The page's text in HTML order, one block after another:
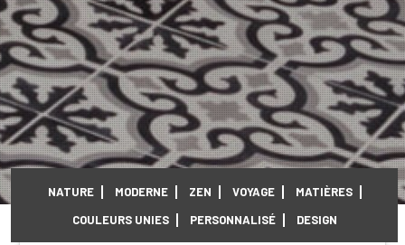
NATURE MODERNE ZEN VOYAGE
MATIÈRES
COULEURS UNIES
PERSONNALISÉ DESIGN